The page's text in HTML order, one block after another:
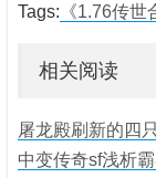
Tags: 《1.76传世
相关阅读
屠龙殿刷新的四
中变传奇sf浅析